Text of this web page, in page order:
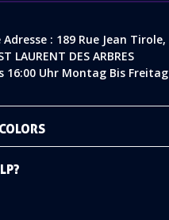
Adresse : 189 Rue Jean Tirole,
LAURENT DES ARBRES
16:00 Uhr Montag Bis Freitag